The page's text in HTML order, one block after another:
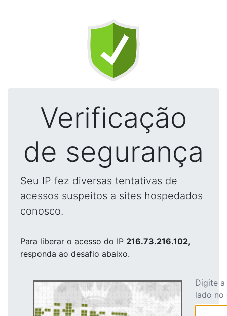
Verificação
de segurança
Seu IP fez diversas tentativas de
acessos suspeitos a sites hospedados
conosco.
Para liberar o acesso do IP 216.73.216.102,
responda ao desafio abaixo.
Digite
lado no